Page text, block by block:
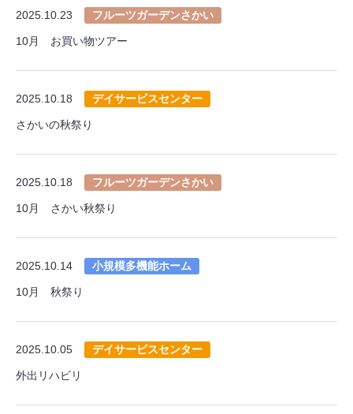
2025.10.23 フルーツガーデンさかい
10月 お買い物ツアー
2025.10.18 デイサービスセンター
さかいの秋祭り
2025.10.18 フルーツガーデンさかい
10月 さかい秋祭り
2025.10.14 小規模多機能ホーム
10月 秋祭り
2025.10.05 デイサービスセンター
外出リハビリ